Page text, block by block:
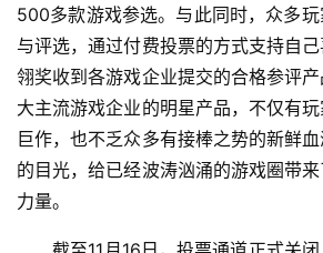
首
500多款游戏参选。与此同时，众多
与评选，通过付费投票的方式支持自
翎奖收到各游戏企业提交的合格参评
大主流游戏企业的明星产品，不仅有
巨作，也不乏众多有接棒之势的新鲜
的目光，给已经波涛汹涌的游戏圈带
力量。